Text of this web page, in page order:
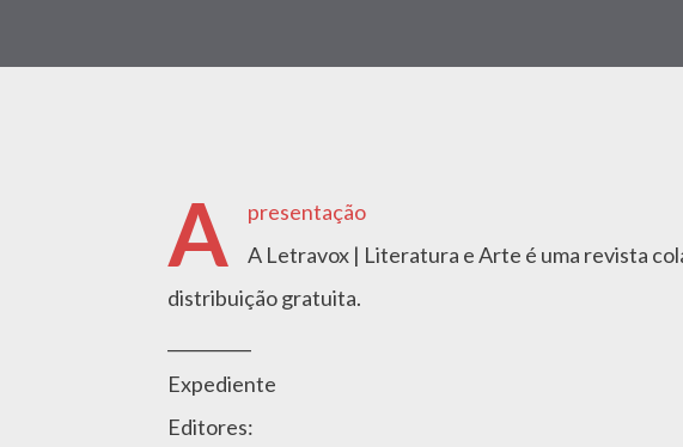
A
presentação
A Letravox | Literatura e Arte é uma revista
distribuição gratuita.
Expediente
Editores: